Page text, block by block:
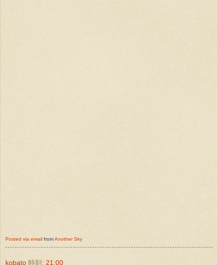
Posted via email fromAnother Sky
kobato 時刻: 21:00